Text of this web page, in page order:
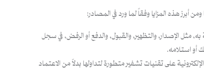
أبرز هذه المزايا وفقاً لما ورد في المصادر:
مثل الإصدار، والتظهير، والقبول، والدفع أو الرفض، في سجل
أو استلامه.
على تقنيات تشفير متطورة لتداولها بدلاً من الاعتماد